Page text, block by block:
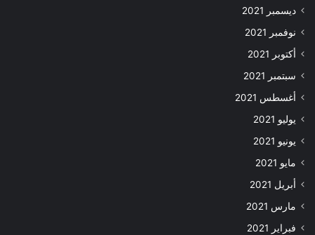
ديسمبر 2021
نوفمبر 2021
أكتوبر 2021
سبتمبر 2021
أغسطس 2021
يوليو 2021
يونيو 2021
مايو 2021
أبريل 2021
مارس 2021
فبراير 2021